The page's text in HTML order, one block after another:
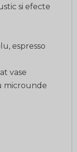
si efecte
espresso
vase
microunde